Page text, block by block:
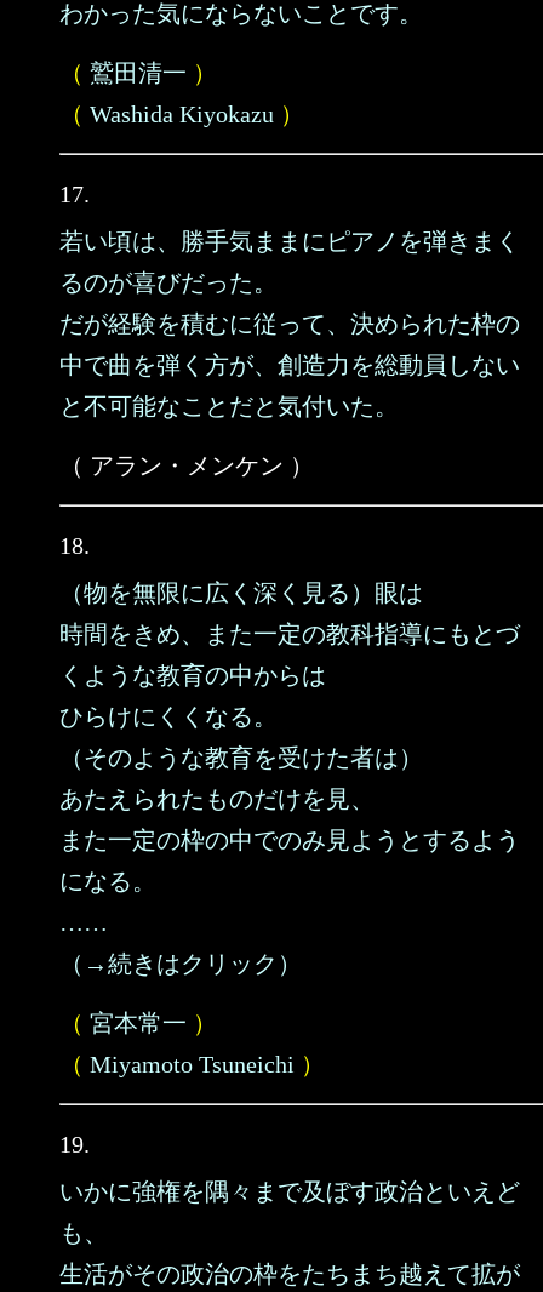
わかった気にならないことです。
（ 鷲田清一 ）
（ Washida Kiyokazu ）
17.
若い頃は、勝手気ままにピアノを弾きまく
るのが喜びだった。
だが経験を積むに従って、決められた枠の
中で曲を弾く方が、創造力を総動員しない
と不可能なことだと気付いた。
（ アラン・メンケン ）
18.
（物を無限に広く深く見る）眼は
時間をきめ、また一定の教科指導にもとづ
くような教育の中からは
ひらけにくくなる。
（そのような教育を受けた者は）
あたえられたものだけを見、
また一定の枠の中でのみ見ようとするよう
になる。
……
（→続きはクリック）
（ 宮本常一 ）
（ Miyamoto Tsuneichi ）
19.
いかに強権を隅々まで及ぼす政治といえど
も、
生活がその政治の枠をたちまち越えて拡が